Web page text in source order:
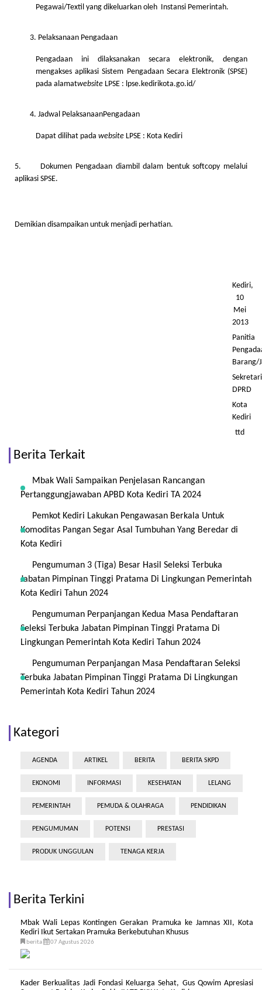
Pegawai/Textil yang dikeluarkan oleh Instansi Pemerintah.
Pelaksanaan Pengadaan
Pengadaan ini dilaksanakan secara elektronik, dengan
mengakses aplikasi Sistem Pengadaan Secara Elektronik (SPSE)
pada alamatwebsite LPSE : lpse.kedirikota.go.id/
Jadwal PelaksanaanPengadaan
Dapat dilihat pada website LPSE : Kota Kediri
5. Dokumen Pengadaan diambil dalam bentuk softcopy melalui
aplikasi SPSE.
Demikian disampaikan untuk menjadi perhatian.
Kediri,
10
Mei
2013
Panitia
Barang/
DPRD
Kota
Kediri
ttd
Berita Terkait
Mbak Wali Sampaikan Penjelasan Rancangan
Pertanggungjawaban APBD Kota Kediri TA 2024
Pemkot Kediri Lakukan Pengawasan Berkala Untuk
Komoditas Pangan Segar Asal Tumbuhan Yang Beredar di
Kota Kediri
Pengumuman 3 (Tiga) Besar Hasil Seleksi Terbuka
Jabatan Pimpinan Tinggi Pratama Di Lingkungan Pemerintah
Kota Kediri Tahun 2024
Pengumuman Perpanjangan Kedua Masa Pendaftaran
Seleksi Terbuka Jabatan Pimpinan Tinggi Pratama Di
Lingkungan Pemerintah Kota Kediri Tahun 2024
Pengumuman Perpanjangan Masa Pendaftaran Seleksi
Terbuka Jabatan Pimpinan Tinggi Pratama Di Lingkungan
Pemerintah Kota Kediri Tahun 2024
Kategori
AGENDA ARTIKEL BERITA BERITA SKPD
EKONOMI INFORMASI KESEHATAN LELANG
PEMERINTAH PEMUDA & OLAHRAGA PENDIDIKAN
PENGUMUMAN POTENSI PRESTASI
PRODUK UNGGULAN TENAGA KERJA
Berita Terkini
Mbak Wali Lepas Kontingen Gerakan Pramuka ke Jamnas XII, Kota
Kediri Ikut Sertakan Pramuka Berkebutuhan Khusus
berita 07 Agustus 2026
Kader Berkualitas Jadi Fondasi Keluarga Sehat, Gus Qowim Apresiasi